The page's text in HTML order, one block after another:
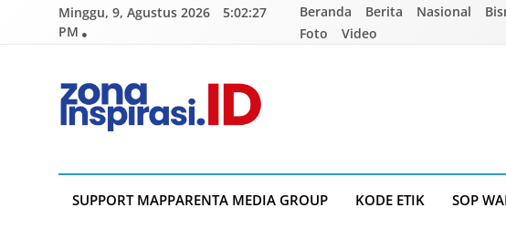
Minggu, 9, Agustus 2026
5:02:27
PM
Beranda Berita Nasional
Foto
Video
SUPPORT MAPPARENTA MEDIA GROUP KODE ETIK SOP